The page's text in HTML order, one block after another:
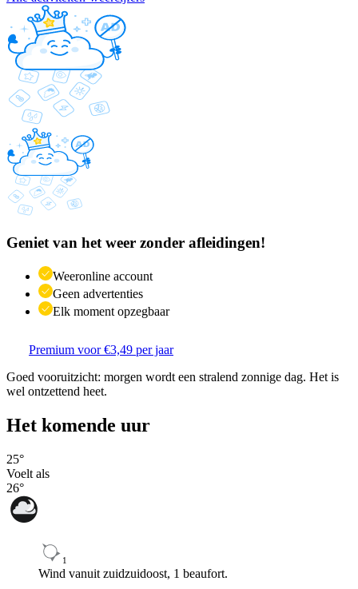
Geniet van het weer zonder afleidingen!
Weeronline account
Geen advertenties
Elk moment opzegbaar
Premium voor €3,49 per jaar
Goed vooruitzicht: morgen wordt een stralend zonnige dag. Het is
wel ontzettend heet.
Het komende uur
25°
Voelt als
26°
1
Wind vanuit zuidzuidoost, 1 beaufort.